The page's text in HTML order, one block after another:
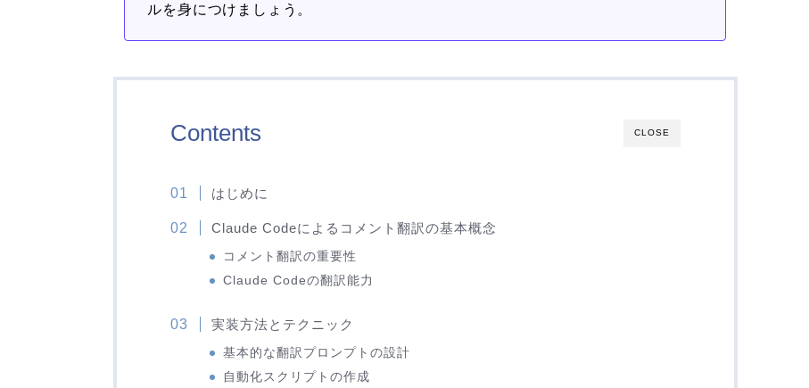
ルを身につけましょう。
CLOSE
Contents
はじめに
Claude Codeによるコメント翻訳の基本概念
コメント翻訳の重要性
Claude Codeの翻訳能力
実装方法とテクニック
基本的な翻訳プロンプトの設計
自動化スクリプトの作成